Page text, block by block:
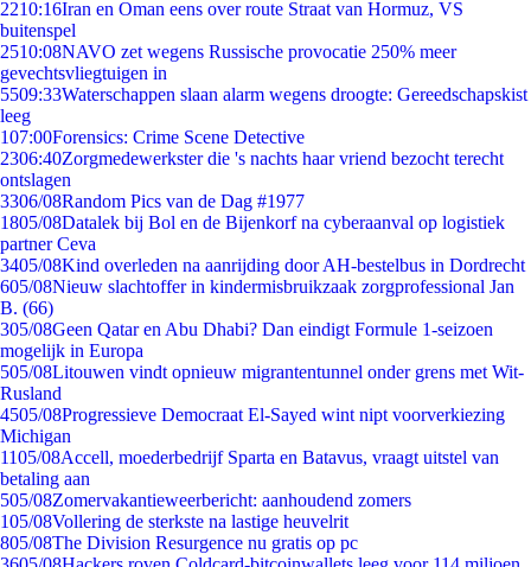
2210:16Iran en Oman eens over route Straat van Hormuz, VS
buitenspel
2510:08NAVO zet wegens Russische provocatie 250% meer
gevechtsvliegtuigen in
5509:33Waterschappen slaan alarm wegens droogte: Gereedschapskist
leeg
107:00Forensics: Crime Scene Detective
2306:40Zorgmedewerkster die 's nachts haar vriend bezocht terecht
ontslagen
3306/08Random Pics van de Dag #1977
1805/08Datalek bij Bol en de Bijenkorf na cyberaanval op logistiek
partner Ceva
3405/08Kind overleden na aanrijding door AH-bestelbus in Dordrecht
605/08Nieuw slachtoffer in kindermisbruikzaak zorgprofessional Jan
B. (66)
305/08Geen Qatar en Abu Dhabi? Dan eindigt Formule 1-seizoen
mogelijk in Europa
505/08Litouwen vindt opnieuw migrantentunnel onder grens met Wit-
Rusland
4505/08Progressieve Democraat El-Sayed wint nipt voorverkiezing
Michigan
1105/08Accell, moederbedrijf Sparta en Batavus, vraagt uitstel van
betaling aan
505/08Zomervakantieweerbericht: aanhoudend zomers
105/08Vollering de sterkste na lastige heuvelrit
805/08The Division Resurgence nu gratis op pc